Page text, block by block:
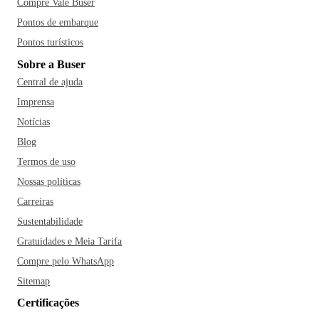
Compre Vale Buser
Pontos de embarque
Pontos turísticos
Sobre a Buser
Central de ajuda
Imprensa
Notícias
Blog
Termos de uso
Nossas políticas
Carreiras
Sustentabilidade
Gratuidades e Meia Tarifa
Compre pelo WhatsApp
Sitemap
Certificações